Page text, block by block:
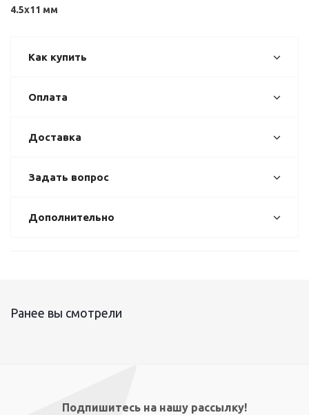
4.5x11 мм
Как купить
Оплата
Доставка
Задать вопрос
Дополнительно
Ранее вы смотрели
Подпишитесь на нашу рассылку!